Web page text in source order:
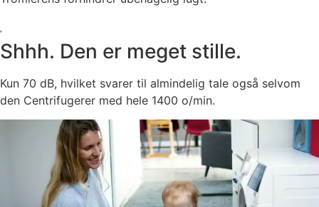
Shhh. Den er meget stille.
Kun 70 dB, hvilket svarer til almindelig tale også selvom
den Centrifugerer med hele 1400 o/min.